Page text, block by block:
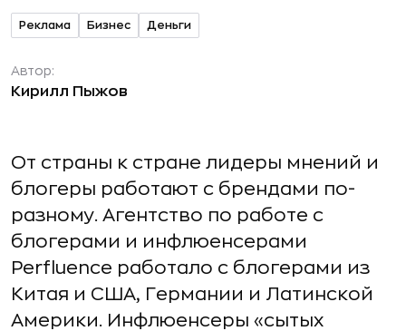
Реклама Бизнес Деньги
Автор:
Кирилл Пыжов
От страны к стране лидеры мнений и
блогеры работают с брендами по-
разному. Агентство по работе с
блогерами и инфлюенсерами
Perfluence работало с блогерами из
Китая и США, Германии и Латинской
Америки. Инфлюенсеры «сытых